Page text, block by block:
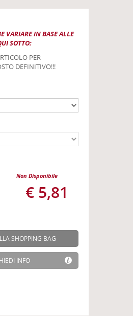
VARIARE IN BASE ALLE
SOTTO:
PER
DEFINITIVO!!!
Non Disponibile
€ 5,81
SHOPPING BAG
INFO